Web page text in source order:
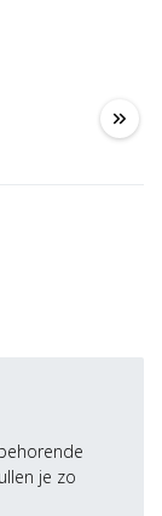
keyboard_double_arrow_right
je zo